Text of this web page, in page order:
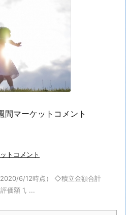
間マーケットコメント
トコメント
6/12時点） ◇積立金額合計
価額 1, ...